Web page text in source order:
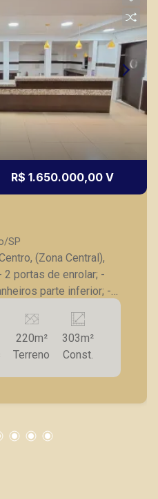
R$ 1.650.000,00 V
SP
(Zona Central),
parte inferior; -
com escritório e 2
parte superior; - 4
tem
clientes com
locação, vendas de
cidade de Ribeirão
220m²
Terreno
303m²
Const.